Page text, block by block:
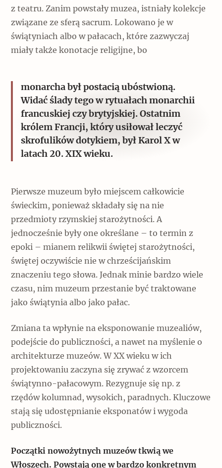
z teatru. Zanim powstały muzea, istniały kolekcje
związane ze sferą sacrum. Lokowano je w
świątyniach albo w pałacach, które zazwyczaj
miały także konotacje religijne, bo
monarcha był postacią ubóstwioną.
Widać ślady tego w rytuałach monarchii
francuskiej czy brytyjskiej. Ostatnim
królem Francji, który usiłował leczyć
skrofulików dotykiem, był Karol X w
latach 20. XIX wieku.
Pierwsze muzeum było miejscem całkowicie
świeckim, ponieważ składały się na nie
przedmioty rzymskiej starożytności. A
jednocześnie były one określane – to termin z
epoki – mianem relikwii świętej starożytności,
świętej oczywiście nie w chrześcijańskim
znaczeniu tego słowa. Jednak minie bardzo wiele
czasu, nim muzeum przestanie być traktowane
jako świątynia albo jako pałac.
Zmiana ta wpłynie na eksponowanie muzealiów,
podejście do publiczności, a nawet na myślenie o
architekturze muzeów. W XX wieku w ich
projektowaniu zaczyna się zrywać z wzorcem
świątynno-pałacowym. Rezygnuje się np. z
rzędów kolumnad, wysokich, paradnych. Kluczowe
stają się udostępnianie eksponatów i wygoda
publiczności.
Początki nowożytnych muzeów tkwią we
Włoszech. Powstają one w bardzo konkretnym